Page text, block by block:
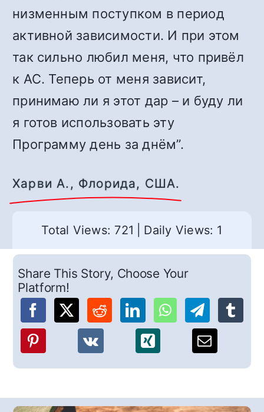
низменным поступком в период
активной зависимости. И при этом
так сильно любил меня, что привёл
к АС. Теперь от меня зависит,
принимаю ли я этот дар – и буду ли
я готов использовать эту
Программу день за днём”.
Харви А., Флорида, США.
Total Views: 721 Daily Views: 1
Share This Story, Choose Your
Platform!